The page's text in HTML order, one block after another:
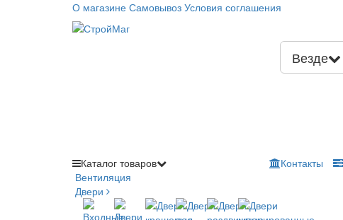
О магазине Самовывоз Условия соглашения
Везде
Каталог товаров
Вентиляция
Двери
Контакты